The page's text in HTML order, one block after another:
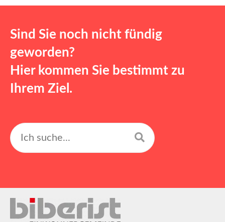
Sind Sie noch nicht fündig
geworden?
Hier kommen Sie bestimmt zu
Ihrem Ziel.